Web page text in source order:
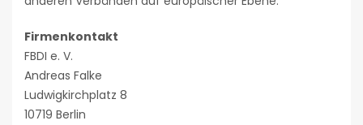
Firmenkontakt
FBDI e. V.
Andreas Falke
Ludwigkirchplatz 8
10719 Berlin